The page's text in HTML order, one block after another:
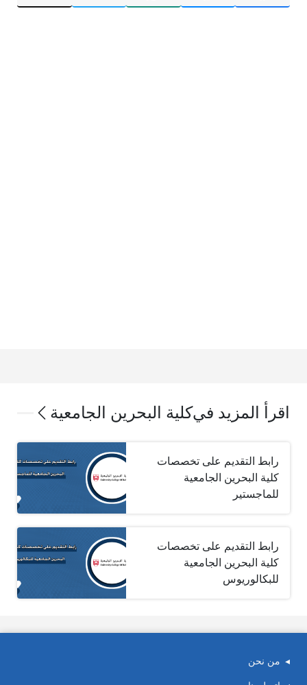
اقرأ المزيد فيكلية البحرين الجامعية
رابط التقديم على تخصصات
كلية البحرين الجامعية
للماجستير
رابط التقديم على تخصصات
كلية البحرين الجامعية
للبكالوريوس
من نحن